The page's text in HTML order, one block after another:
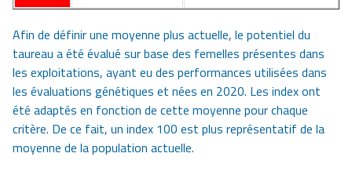
Afin de définir une moyenne plus actuelle, le potentiel du
taureau a été évalué sur base des femelles présentes dans
les exploitations, ayant eu des performances utilisées dans
les évaluations génétiques et nées en 2020. Les index ont
été adaptés en fonction de cette moyenne pour chaque
critère. De ce fait, un index 100 est plus représentatif de la
moyenne de la population actuelle.